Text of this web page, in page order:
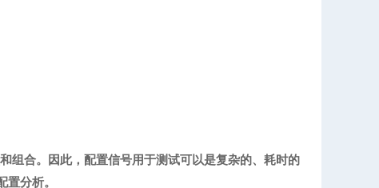
组合。因此，配置信号用于测试可以是复杂的、耗时的
分析。